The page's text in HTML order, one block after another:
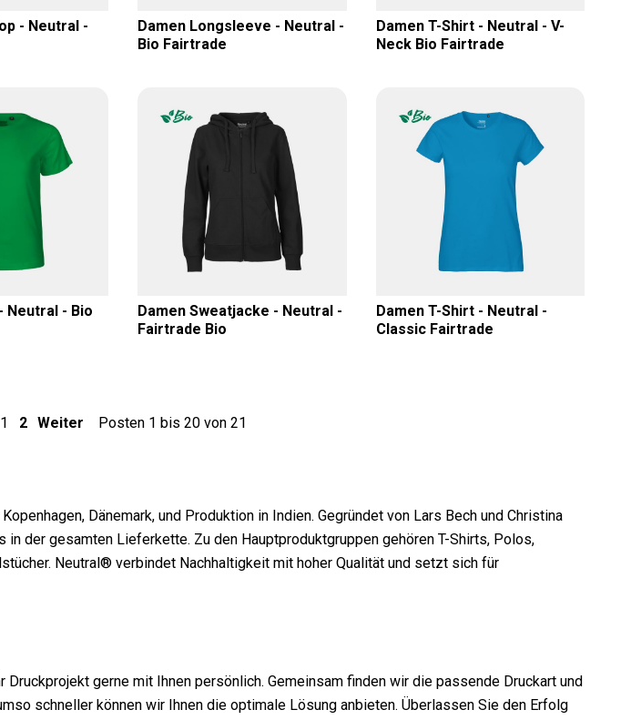
- Neutral -
Damen Longsleeve - Neutral -
Bio Fairtrade
Damen T-Shirt - Neutral - V-
Neck Bio Fairtrade
Neutral - Bio
Damen Sweatjacke - Neutral -
Fairtrade Bio
Damen T-Shirt - Neutral -
Classic Fairtrade
1 2 Weiter Posten 1 bis 20 von 21
Dänemark, und Produktion in Indien. Gegründet von Lars Bech und Christina
der gesamten Lieferkette. Zu den Hauptproduktgruppen gehören T-Shirts, Polos,
Neutral® verbindet Nachhaltigkeit mit hoher Qualität und setzt sich für
Druckprojekt gerne mit Ihnen persönlich. Gemeinsam finden wir die passende Druckart und
schneller können wir Ihnen die optimale Lösung anbieten. Überlassen Sie den Erfolg